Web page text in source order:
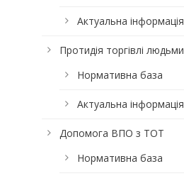
Актуальна інформація
Протидія торгівлі людьми
Нормативна база
Актуальна інформація
Допомога ВПО з ТОТ
Нормативна база